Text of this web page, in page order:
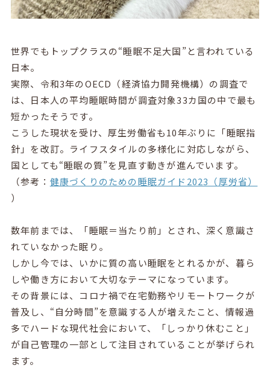
世界でもトップクラスの“睡眠不足大国”と言われている
日本。
実際、令和3年のOECD（経済協力開発機構）の調査で
は、日本人の平均睡眠時間が調査対象33カ国の中で最も
短かったそうです。
こうした現状を受け、厚生労働省も10年ぶりに「睡眠指
針」を改訂。ライフスタイルの多様化に対応しながら、
国としても“睡眠の質”を見直す動きが進んでいます。
（参考： 健康づくりのための睡眠ガイド2023（厚労省）
）
数年前までは、「睡眠＝当たり前」とされ、深く意識さ
れていなかった眠り。
しかし今では、いかに質の高い睡眠をとれるかが、暮ら
しや働き方において大切なテーマになっています。
その背景には、コロナ禍で在宅勤務やリモートワークが
普及し、“自分時間”を意識する人が増えたこと、情報過
多でハードな現代社会において、「しっかり休むこと」
が自己管理の一部として注目されていることが挙げられ
ます。